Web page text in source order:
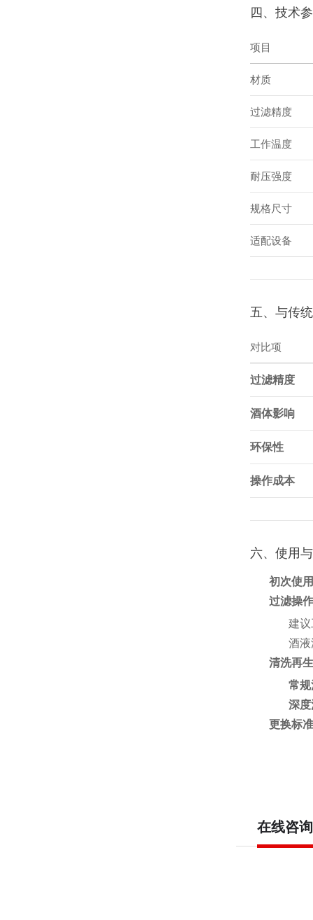
四、技术
项目
材质
过滤精度
工作温度
耐压强度
规格尺寸
适配设备
五、与传
对比项
过滤精度
酒体影响
环保性
操作成本
六、使用
初次使
过滤操
建
酒
清洗再
常
深
更换标
在线咨询